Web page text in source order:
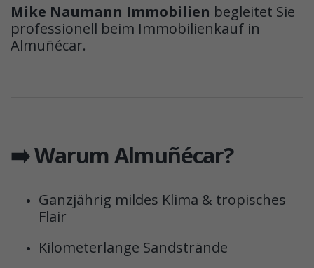
Mike Naumann Immobilien begleitet Sie
professionell beim Immobilienkauf in
Almuñécar.
➡️ Warum Almuñécar?
Ganzjährig mildes Klima & tropisches
Flair
Kilometerlange Sandstrände